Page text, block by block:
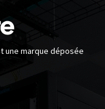
une marque déposée